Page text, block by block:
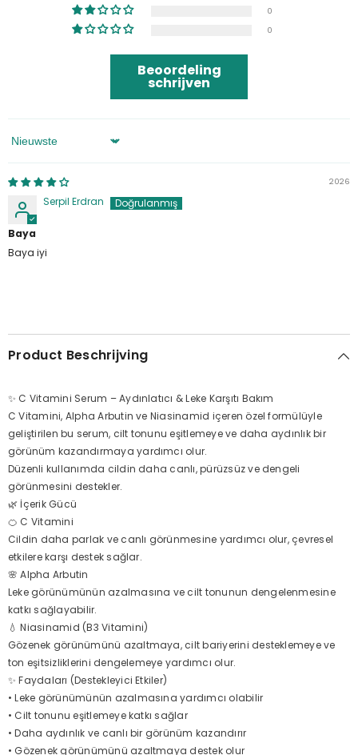
0
0
Beoordeling
schrijven
Sorteren Op
2026
Serpil Erdran
Baya
Baya iyi
Product Beschrijving
✨ C Vitamini Serum – Aydınlatıcı & Leke Karşıtı Bakım
C Vitamini, Alpha Arbutin ve Niasinamid içeren özel formülüyle
geliştirilen bu serum, cilt tonunu eşitlemeye ve daha aydınlık bir
görünüm kazandırmaya yardımcı olur.
Düzenli kullanımda cildin daha canlı, pürüzsüz ve dengeli
görünmesini destekler.
🌿 İçerik Gücü
🍊 C Vitamini
Cildin daha parlak ve canlı görünmesine yardımcı olur, çevresel
etkilere karşı destek sağlar.
🌸 Alpha Arbutin
Leke görünümünün azalmasına ve cilt tonunun dengelenmesine
katkı sağlayabilir.
💧 Niasinamid (B3 Vitamini)
Gözenek görünümünü azaltmaya, cilt bariyerini desteklemeye ve
ton eşitsizliklerini dengelemeye yardımcı olur.
✨ Faydaları (Destekleyici Etkiler)
• Leke görünümünün azalmasına yardımcı olabilir
• Cilt tonunu eşitlemeye katkı sağlar
• Daha aydınlık ve canlı bir görünüm kazandırır
• Gözenek görünümünü azaltmaya destek olur